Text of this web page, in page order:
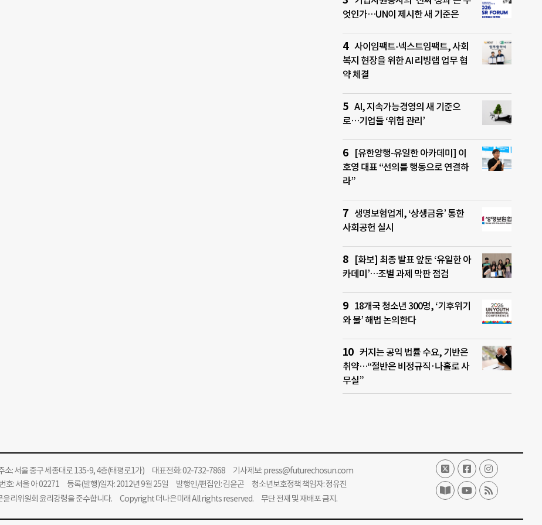
엇인가…UN이 제시한 새 기준은
사이임팩트-넥스트임팩트, 사회
복지 현장을 위한 AI 리빙랩 업무 협
약 체결
AI, 지속가능경영의 새 기준으
로…기업들 ‘위험 관리’
[유한양행-유일한 아카데미] 이
호영 대표 “선의를 행동으로 연결하
라”
생명보험업계, ‘상생금융’ 통한
사회공헌 실시
[화보] 최종 발표 앞둔 ‘유일한 아
카데미’…조별 과제 막판 점검
18개국 청소년 300명, ‘기후위기
와 물’ 해법 논의한다
커지는 공익 법률 수요, 기반은
취약…“절반은 비정규직·나홀로 사
무실”
: 서울 중구 세종대로 135-9, 4층(태평로1가) 대표전화: 02-732-7868 기사제보:press@futurechosun.com
호: 서울 아 02271 등록(발행)일자: 2012년 9월 25일 발행인/편집인: 김윤곤 청소년보호정책 책임자: 정유진
윤리위원회 윤리강령을 준수합니다. Copyright 더나은미래 All rights reserved. 무단 전재 및 재배포 금지.